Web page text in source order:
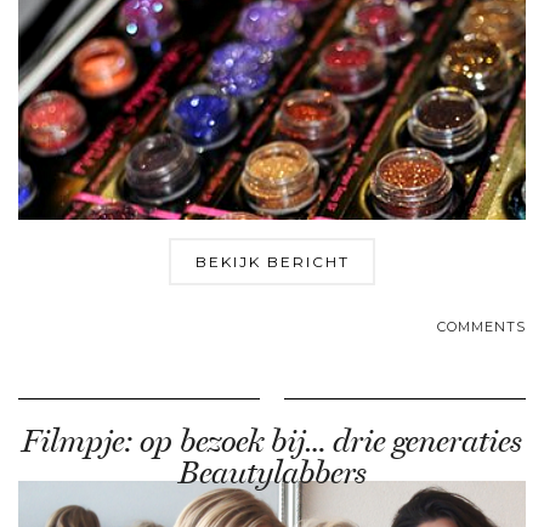
BEKIJK BERICHT
COMMENTS
Filmpje: op bezoek bij… drie generaties
Beautylabbers